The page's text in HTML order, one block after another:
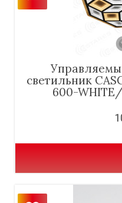
светильник
600-